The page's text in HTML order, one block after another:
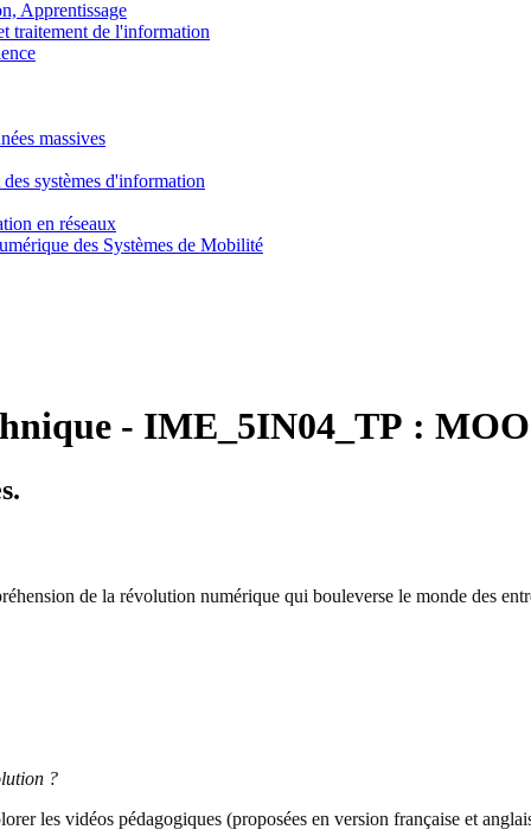
Apprentissage
traitement de l'information
massives
systèmes d'information
en réseaux
des Systèmes de Mobilité
- IME_5IN04_TP :
de la révolution numérique qui bouleverse le monde des
?
les vidéos pédagogiques (proposées en version française et